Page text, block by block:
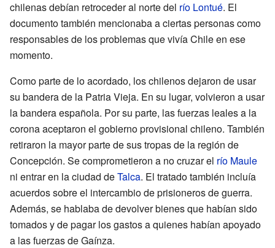
chilenas debían retroceder al norte del río Lontué. El
documento también mencionaba a ciertas personas como
responsables de los problemas que vivía Chile en ese
momento.
Como parte de lo acordado, los chilenos dejaron de usar
su bandera de la Patria Vieja. En su lugar, volvieron a usar
la bandera española. Por su parte, las fuerzas leales a la
corona aceptaron el gobierno provisional chileno. También
retiraron la mayor parte de sus tropas de la región de
Concepción. Se comprometieron a no cruzar el río Maule
ni entrar en la ciudad deTalca. El tratado también incluía
acuerdos sobre el intercambio de prisioneros de guerra.
Además, se hablaba de devolver bienes que habían sido
tomados y de pagar los gastos a quienes habían apoyado
a las fuerzas de Gaínza.